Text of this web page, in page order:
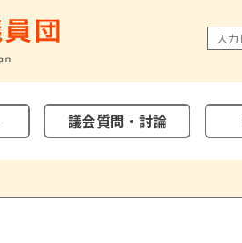
議会質問・討論